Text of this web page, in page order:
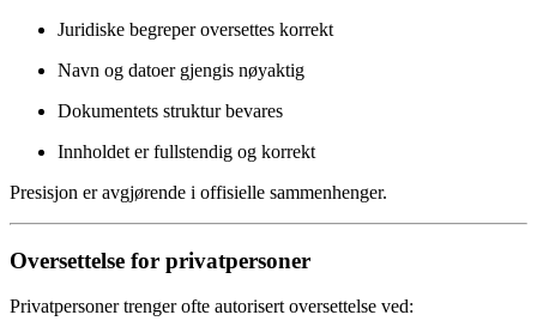
Juridiske begreper oversettes korrekt
Navn og datoer gjengis nøyaktig
Dokumentets struktur bevares
Innholdet er fullstendig og korrekt
Presisjon er avgjørende i offisielle sammenhenger.
Oversettelse for privatpersoner
Privatpersoner trenger ofte autorisert oversettelse ved: